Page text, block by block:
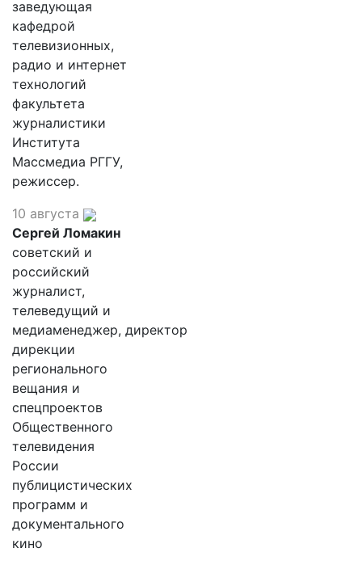
заведующая
кафедрой
телевизионных,
радио и интернет
технологий
факультета
журналистики
Института
Массмедиа РГГУ,
режиссер.
10 августа
Сергей Ломакин
советский и
российский
журналист,
телеведущий и
медиаменеджер, директор
дирекции
регионального
вещания и
спецпроектов
Общественного
телевидения
России
публицистических
программ и
документального
кино